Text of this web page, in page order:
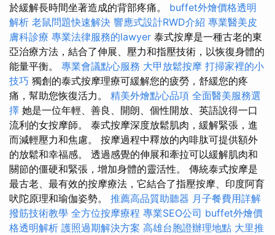
於緩解長時間坐著造成的背部疼痛。 buffet外燴價格透明
解析 老鼠問題快速解決 響應式設計RWD介紹 專業醫美皮
膚科診療 專業法律服務的lawyer 泰式按摩是一種古老的東
亞治療方法，結合了伸展、壓力和指壓技術，以恢復身體的
能量平衡。 專業會議點心服務 大甲放鬆按摩 打掃家裡的小
技巧 獨創的泰式按摩理療可緩解您的疲勞，舒緩您的疼
痛，幫助您恢復活力。 精美外燴點心品項 全面醫美服務選
擇 她是一位年輕、善良、開朗、個性開放、英語說得一口
流利的女按摩師。 泰式按摩深度放鬆肌肉，緩解緊張，進
而減輕壓力和焦慮。 按摩過程中釋放的內啡肽可提供額外
的放鬆和幸福感。 透過感覺的伸展和牽拉可以緩解肌肉和
關節的僵硬和緊張，增加身體的靈活性。 傳統泰式按摩是
最古老、最有效的按摩療法，它結合了指壓按摩、印度阿育
吠陀原理和瑜伽姿勢。 推薦高品質助聽器 月子餐費用詳解
撥筋技術教學 全方位按摩療程 專業SEO公司 buffet外燴價
格透明解析 護照過期解決方案 高雄台胞證辦理地點 大里推